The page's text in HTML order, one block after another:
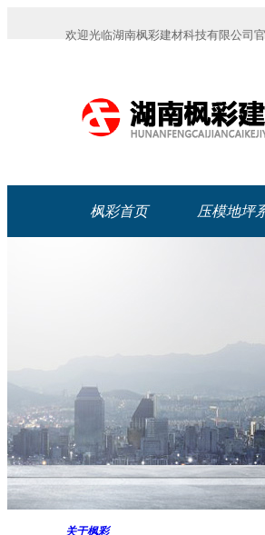
欢迎光临湖南枫彩建材科技有限公司官
枫彩首页 压模地坪
关于枫彩